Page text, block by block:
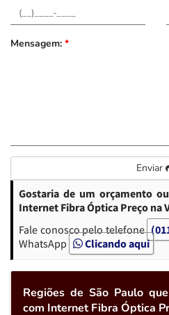
Mensagem: *
Enviar
Gostaria de um orçamento
Internet Fibra Óptica Preço na
Fale conosco pelo telefone
WhatsApp
Clicando aqui
Regiões de São Paulo
com Internet Fibra Óptica